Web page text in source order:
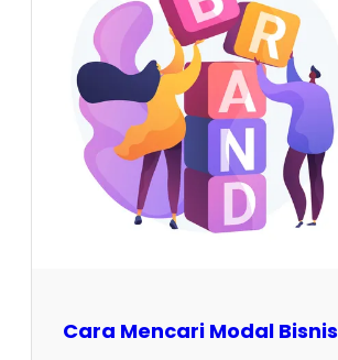
Cara Mencari Modal Bisnis